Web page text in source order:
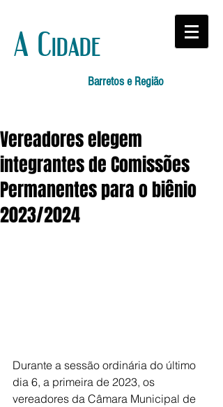
A Cidade
Barretos e Região
Vereadores elegem
integrantes de Comissões
Permanentes para o biênio
2023/2024
Durante a sessão ordinária do último
dia 6, a primeira de 2023, os
vereadores da Câmara Municipal de